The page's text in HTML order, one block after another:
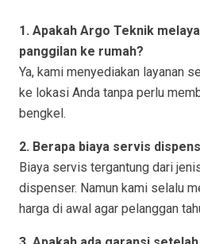
1. Apakah Argo Teknik
panggilan ke rumah?
Ya, kami menyediakan layanan
ke lokasi Anda tanpa perlu
bengkel.
2. Berapa biaya servis
Biaya servis tergantung dari
dispenser. Namun kami selalu
harga di awal agar pelanggan